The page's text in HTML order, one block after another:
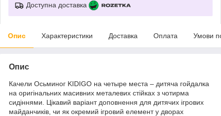
Доступна доставка
Опис Характеристики Доставка Оплата Умови
Опис
Качели Осьминог KIDIGO на четыре места – дитяча гойдалка
на оригінальних масивних металевих стійках з чотирма
сидіннями. Цікавий варіант доповнення для дитячих ігрових
майданчиків, чи як окремий ігровий елемент у дворах